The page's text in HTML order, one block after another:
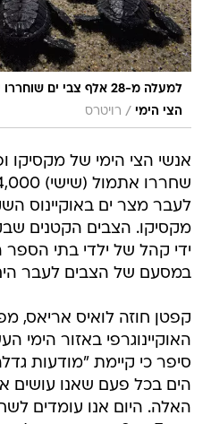
למעלה מ-28 אלף צבי
הצי הימי / רויטרס
אנשי הצי הימי של מקסיקו
לעבר מצר ים באוקיינוס
מקסיקו. הצבים הקטנים
ידי קהל של ילדי בתי הספר
במסעם של הצבים לעבר
קפטן חוזה לואיס אריאס,
האוקיינוגרפי באזור הימי
סיפר כי קיימת "מודעות
הים בכל פעם שאנו עושים